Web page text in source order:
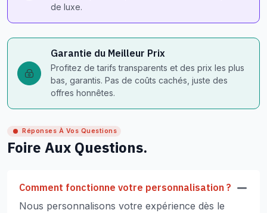
de luxe.
Garantie du Meilleur Prix
Profitez de tarifs transparents et des prix les plus
bas, garantis. Pas de coûts cachés, juste des
offres honnêtes.
Réponses À Vos Questions
Foire Aux Questions.
Comment fonctionne votre personnalisation ?
Nous personnalisons votre expérience dès le